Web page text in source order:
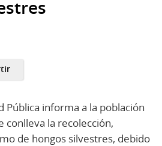
Pública informa a la población
conlleva la recolección,
de hongos silvestres, debido